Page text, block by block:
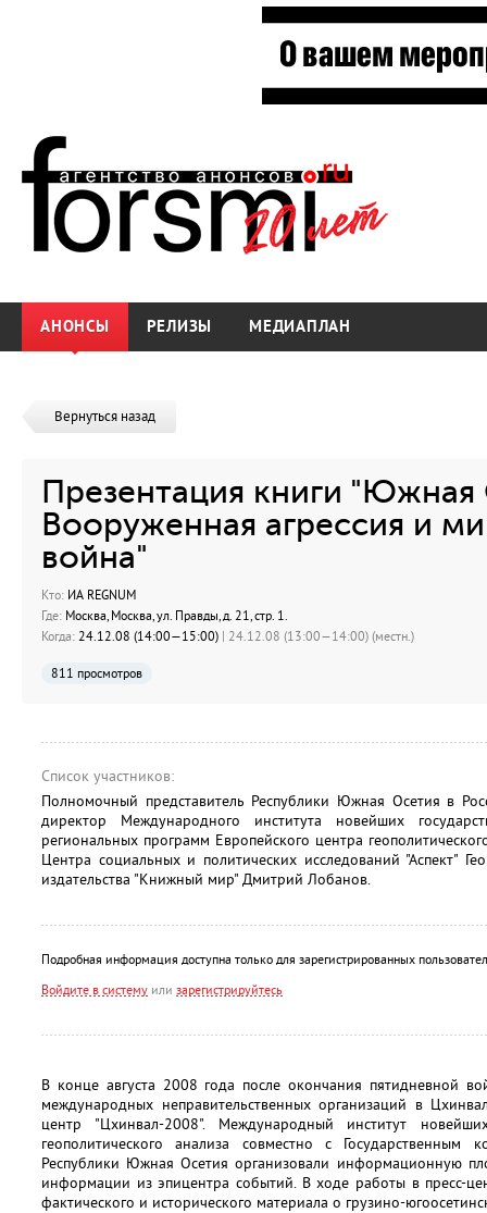
АНОНСЫ РЕЛИЗЫ МЕДИАПЛАН
Вернуться назад
Презентация книги "Южная
Вооруженная агрессия и
война"
Кто: ИА REGNUM
Где: Москва, Москва, ул. Правды, д. 21, стр. 1.
Когда: 24.12.08 (14:00—15:00) | 24.12.08 (13:00—14:00) (местн.)
811 просмотров
Список участников:
Полномочный представитель Республики Южная Осетия в
директор Международного института новейших
региональных программ Европейского центра
Центра социальных и политических исследований "Аспект"
издательства "Книжный мир" Дмитрий Лобанов.
Подробная информация доступна только для зарегистрированных
Войдите в систему или зарегистрируйтесь
В конце августа 2008 года после окончания пятидневной
международных неправительственных организаций в
центр "Цхинвал-2008". Международный институт
геополитического анализа совместно с
Республики Южная Осетия организовали информационную
информации из эпицентра событий. В ходе работы в пресс-
фактического и исторического материала о грузино-